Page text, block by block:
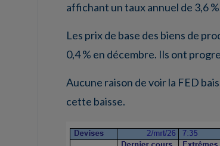
affichant un taux annuel de 3,6
Les prix de base des biens de
0,4 % en décembre. Ils ont
Aucune raison de voir la FED
cette baisse.